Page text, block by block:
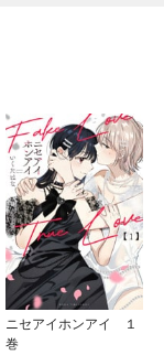
ニセアイホンアイ １
巻